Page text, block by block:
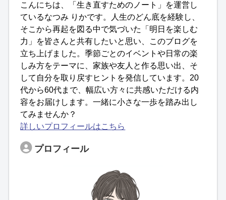
こんにちは、「生き直すためのノート」を運営し
ているなつみ りかです。人生のどん底を経験し、
そこから再起を図る中で気づいた「明日を楽しむ
力」を皆さんと共有したいと思い、このブログを
立ち上げました。季節ごとのイベントや日常の楽
しみ方をテーマに、家族や友人と作る思い出、そ
して自分を取り戻すヒントを発信しています。20
代から60代まで、幅広い方々に共感いただける内
容をお届けします。一緒に小さな一歩を踏み出し
てみませんか？
詳しいプロフィールはこちら
プロフィール